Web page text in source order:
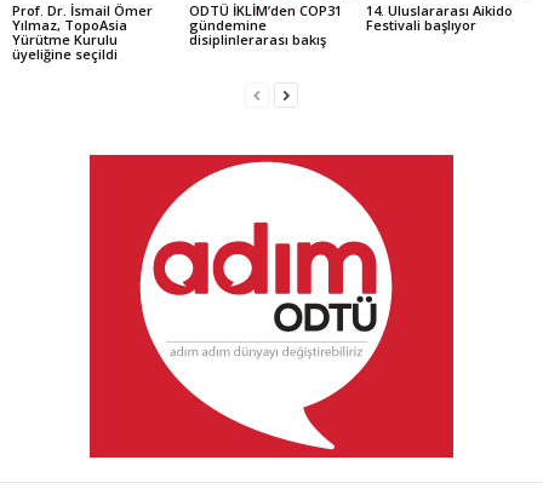
Prof. Dr. İsmail Ömer
Yılmaz, TopoAsia
Yürütme Kurulu
üyeliğine seçildi
ODTÜ İKLİM’den COP31
gündemine
disiplinlerarası bakış
14. Uluslararası Aikido
Festivali başlıyor